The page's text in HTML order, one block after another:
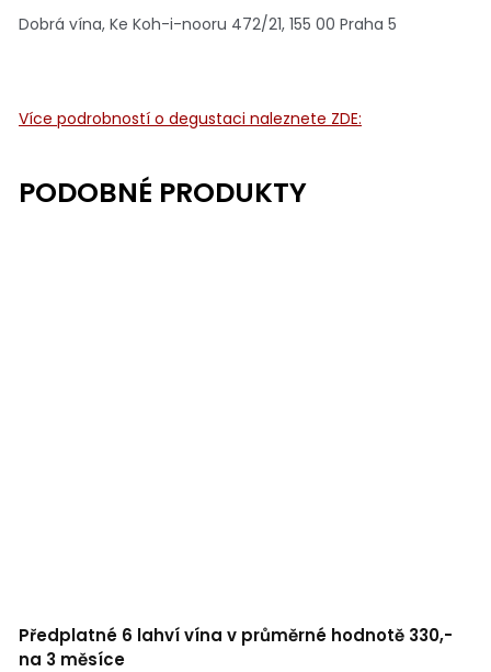
Dobrá vína, Ke Koh-i-nooru 472/21, 155 00 Praha 5
Více podrobností o degustaci naleznete ZDE:
Předplatné 6 lahví vína v průměrné hodnotě 330,-
na 3 měsíce